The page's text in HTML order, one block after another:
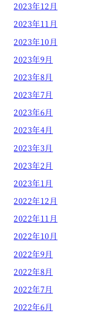
2023年12月
2023年11月
2023年10月
2023年9月
2023年8月
2023年7月
2023年6月
2023年4月
2023年3月
2023年2月
2023年1月
2022年12月
2022年11月
2022年10月
2022年9月
2022年8月
2022年7月
2022年6月